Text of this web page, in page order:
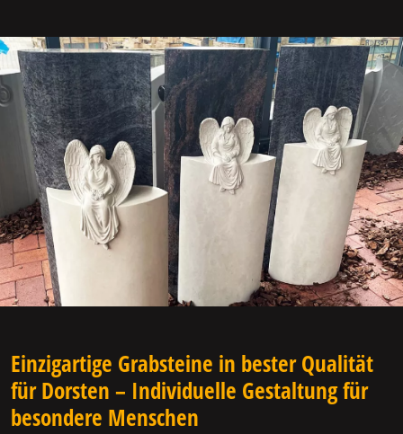
Einzigartige Grabsteine in bester Qualität
für Dorsten – Individuelle Gestaltung für
besondere Menschen